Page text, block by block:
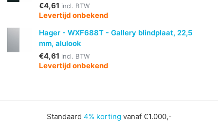
€4,61 incl. BTW
Levertijd onbekend
Hager - WXF688T - Gallery blindplaat, 22,5
mm, alulook
€4,61 incl. BTW
Levertijd onbekend
Standaard 4% korting vanaf €1.000,-